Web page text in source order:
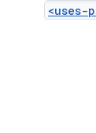
<uses-